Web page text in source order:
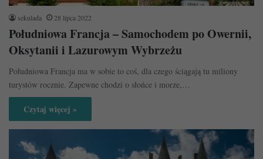
sekulada 28 lipca 2022
Południowa Francja – Samochodem po Owernii,
Oksytanii i Lazurowym Wybrzeżu
Południowa Francja ma w sobie to coś, dla czego ściągają tu miliony
turystów rocznie. Zapewne chodzi o słońce i morze,…
Czytaj więcej »